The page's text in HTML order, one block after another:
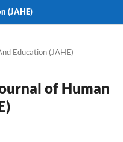
(JAHE)
Education (JAHE)
of Human